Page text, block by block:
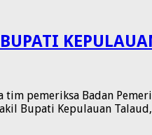
pemeriksa Badan
Bupati Kepulauan